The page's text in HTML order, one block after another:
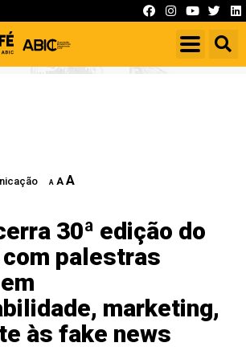
A A A
30ª edição do
com palestras
marketing,
às fake news